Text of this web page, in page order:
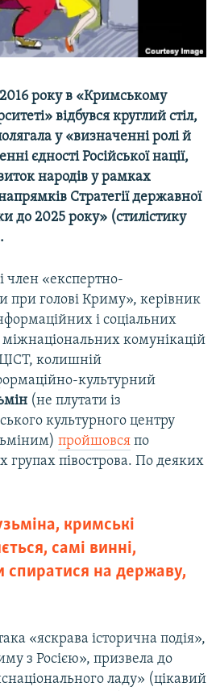
року в «Кримському
відбувся круглий стіл,
у «визначенні ролі й
єдності Російської нації,
народів у рамках
Стратегії державної
до 2025 року» (стилістику
член «експертно-
при голові Криму», керівник
і соціальних
міжнаціональних комунікацій
колишній
культурний
(не плутати із
культурного центру
пройшовся по
групах півострова. По деяких
кримські
самі винні,
спиратися на державу,
«яскрава історична подія»,
з Росією», призвела до
ладу» (цікавий